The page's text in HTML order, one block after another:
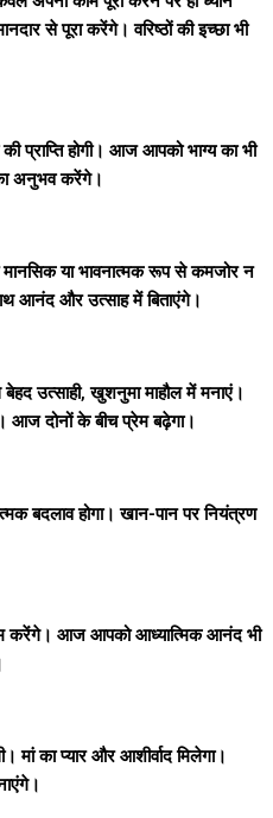
से पूरा करेंगे। वरिष्ठों की इच्छा भी
होगी। आज आपको भाग्य का भी
अनुभव करेंगे।
या भावनात्मक रूप से कमजोर न
आनंद और उत्साह में बिताएंगे।
उत्साही, खुशनुमा माहौल में मनाएं।
दोनों के बीच प्रेम बढ़ेगा।
बदलाव होगा। खान-पान पर नियंत्रण
करेंगे। आज आपको आध्यात्मिक आनंद भी
का प्यार और आशीर्वाद मिलेगा।